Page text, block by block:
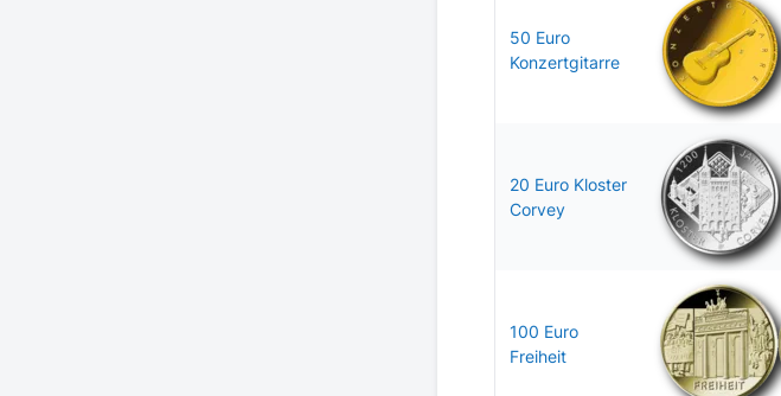
50 Euro
Konzertgitarre
20 Euro Kloster
Corvey
100 Euro
Freiheit